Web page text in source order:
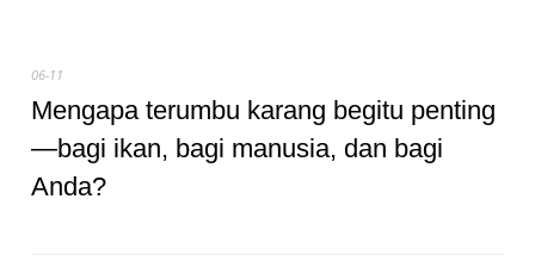
06-11
Mengapa terumbu karang begitu penting
—bagi ikan, bagi manusia, dan bagi
Anda?